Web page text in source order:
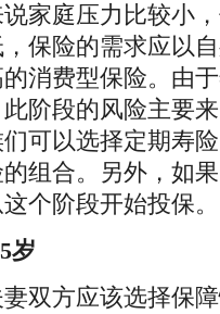
庭压力比较小，
保险的需求应以
消费型保险。由
阶段的风险主要
可以选择定期寿
组合。另外，如
个阶段开始投保。
岁
方应该选择保障